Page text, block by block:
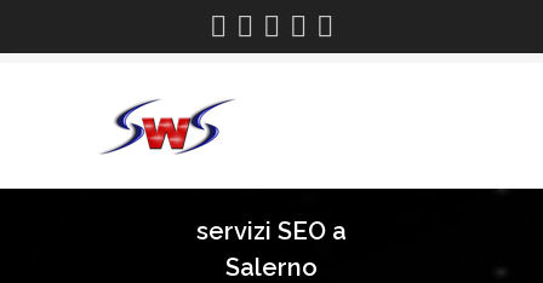
servizi SEO a
Salerno